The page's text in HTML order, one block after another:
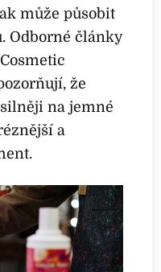
může působit
Odborné články
že
na jemné
a